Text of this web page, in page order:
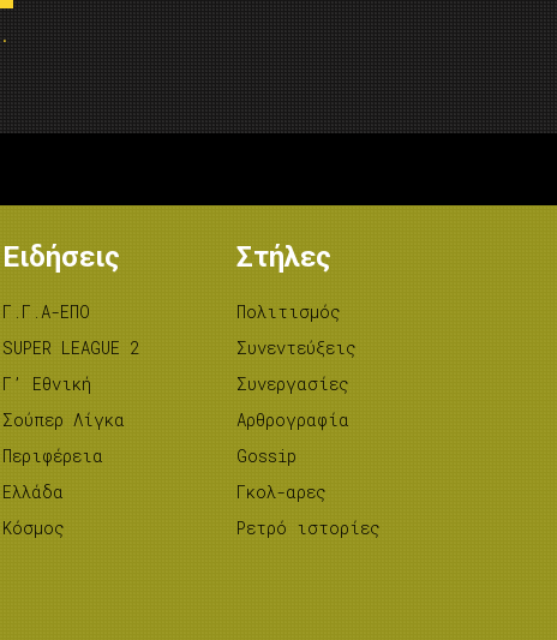
Ειδήσεις
Γ.Γ.Α-ΕΠΟ
SUPER LEAGUE 2
Γ’ Εθνική
Σούπερ Λίγκα
Περιφέρεια
Ελλάδα
Κόσμος
Στήλες
Πολιτισμός
Συνεντεύξεις
Συνεργασίες
Αρθρογραφία
Gossip
Γκολ-αρες
Ρετρό ιστορίες